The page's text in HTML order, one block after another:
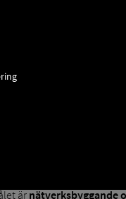
och därmed en
maskiner
processer,
ärnätverksbyggande